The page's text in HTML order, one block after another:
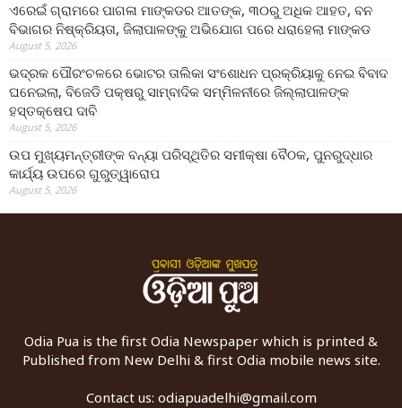
ଏରେଇଁ ଗ୍ରାମରେ ପାଗଳା ମାଙ୍କଡର ଆତଙ୍କ, ୩୦ରୁ ଅଧିକ ଆହତ, ବନ
ବିଭାଗର ନିଷ୍କ୍ରିୟତା, ଜିଲାପାଳଙ୍କୁ ଅଭିଯୋଗ ପରେ ଧରାହେଲା ମାଙ୍କଡ
August 5, 2026
ଭଦ୍ରକ ପୌରଂଚଳରେ ଭୋଟର ତାଲିକା ସଂଶୋଧନ ପ୍ରକ୍ରିୟାକୁ ନେଇ ବିବାଦ
ଘନେଇଲା, ବିଜେଡି ପକ୍ଷରୁ ସାମ୍ବାଦିକ ସମ୍ମିଳନୀରେ ଜିଲ୍ଲାପାଳଙ୍କ
ହସ୍ତକ୍ଷେପ ଦାବି
August 5, 2026
ଉପ ମୁଖ୍ୟମନ୍ତ୍ରୀଙ୍କ ବନ୍ୟା ପରିସ୍ଥିତିର ସମୀକ୍ଷା ବୈଠକ, ପୁନରୁଦ୍ଧାର
କାର୍ଯ୍ୟ ଉପରେ ଗୁରୁତ୍ୱାରୋପ
August 5, 2026
Odia Pua is the first Odia Newspaper which is printed &
Published from New Delhi & first Odia mobile news site.
Contact us: odiapuadelhi@gmail.com